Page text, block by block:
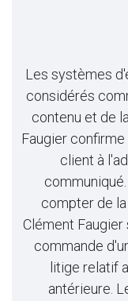
Les systèmes
considérés
contenu et de
Faugier
client à
compter de
Clément
commande
litige relatif
antérieure.